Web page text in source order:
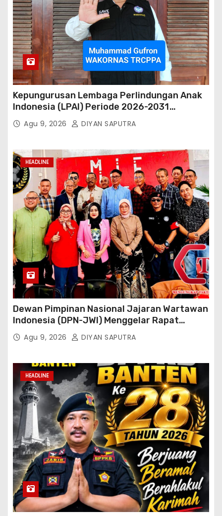
Kepungurusan Lembaga Perlindungan Anak
Indonesia (LPAI) Periode 2026-2031
Terbentuk, Wakil Kordinator Nasional Tim
Reaksi Cepat Perlindungan Perempuan Anak
Mengapresiasi Dan Beri Selamat
Agu 9, 2026 DIYAN SAPUTRA
HEADLINE
Dewan Pimpinan Nasional Jajaran Wartawan
Indonesia (DPN-JWI) Menggelar Rapat
Konsolidasi Dan Restrukturisasi Di Jakarta
Agu 9, 2026 DIYAN SAPUTRA
HEADLINE